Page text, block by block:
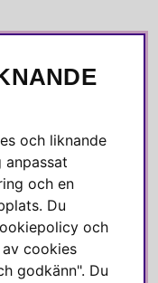
och liknande
och en
Du
och
cookies
godkänn". Du